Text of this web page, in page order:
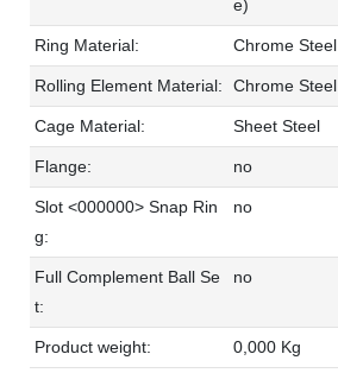
e)
Ring Material: Chrome Steel
Rolling Element Material: Chrome Steel
Cage Material: Sheet Steel
Flange: no
Slot <000000> Snap Rin
g:
no
Full Complement Ball Se
t:
no
Product weight: 0,000 Kg